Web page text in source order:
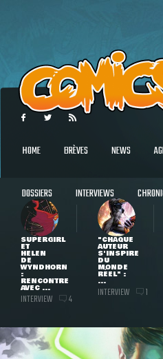
HOME BRÈVES NEWS
DOSSIERS INTERVIEWS
SUPERGIRL
ET
HELEN
DE
WYNDHORN
:
RENCONTRE
AVEC ...
INTERVIEW 4
"CHAQUE
AUTEUR
S'INSPIRE
DU
MONDE
RÉEL" :
...
INTERVIEW 1